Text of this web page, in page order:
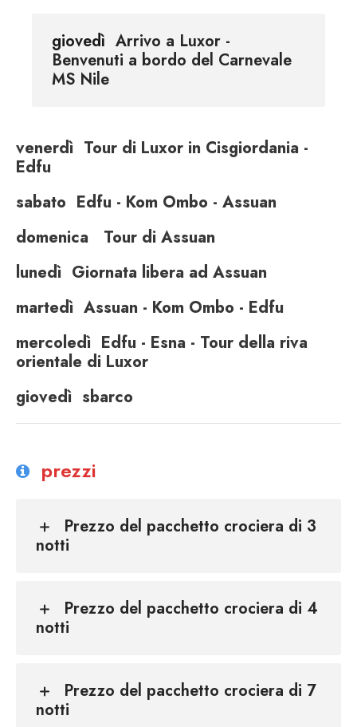
giovedì Arrivo a Luxor -
Benvenuti a bordo del Carnevale
MS Nile
venerdì Tour di Luxor in Cisgiordania -
Edfu
sabato Edfu - Kom Ombo - Assuan
domenica
Tour di Assuan
lunedì Giornata libera ad Assuan
martedì Assuan - Kom Ombo - Edfu
mercoledì Edfu - Esna - Tour della riva
orientale di Luxor
giovedì sbarco
prezzi
Prezzo del pacchetto crociera di 3
notti
Prezzo del pacchetto crociera di 4
notti
Prezzo del pacchetto crociera di 7
notti